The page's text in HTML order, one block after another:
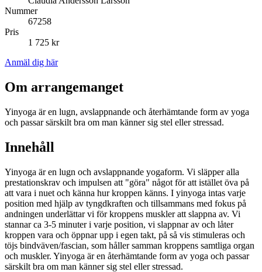
Nummer
67258
Pris
1 725 kr
Anmäl dig här
Om arrangemanget
Yinyoga är en lugn, avslappnande och återhämtande form av yoga
och passar särskilt bra om man känner sig stel eller stressad.
Innehåll
Yinyoga är en lugn och avslappnande yogaform. Vi släpper alla
prestationskrav och impulsen att "göra" något för att istället öva på
att vara i nuet och känna hur kroppen känns. I yinyoga intas varje
position med hjälp av tyngdkraften och tillsammans med fokus på
andningen underlättar vi för kroppens muskler att slappna av. Vi
stannar ca 3-5 minuter i varje position, vi slappnar av och låter
kroppen vara och öppnar upp i egen takt, på så vis stimuleras och
töjs bindväven/fascian, som håller samman kroppens samtliga organ
och muskler. Yinyoga är en återhämtande form av yoga och passar
särskilt bra om man känner sig stel eller stressad.